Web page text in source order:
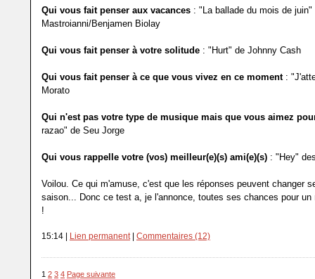
Qui vous fait penser aux vacances : "La ballade du mois de juin"
Mastroianni/Benjamen Biolay
Qui vous fait penser à votre solitude : "Hurt" de Johnny Cash
Qui vous fait penser à ce que vous vivez en ce moment:
Morato
Qui n'est pas votre type de musique mais que vous aimez
razao" de Seu Jorge
Qui vous rappelle votre (vos) meilleur(e)(s) ami(e)(s) : "Hey"
Voilou. Ce qui m'amuse, c'est que les réponses peuvent changer
saison... Donc ce test a, je l'annonce, toutes ses chances pour un
!
15:14 | Lien permanent| Commentaires (12)
1 2 3 4 Page suivante